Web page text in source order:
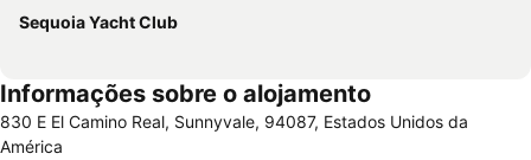
Sequoia Yacht Club
Informações sobre o alojamento
830 E El Camino Real, Sunnyvale, 94087, Estados Unidos da
América